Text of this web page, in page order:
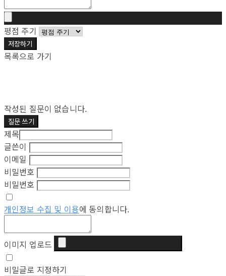
평점 주기
저장하기
목록으로 가기
작성된 질문이 없습니다.
질문 쓰기
제목
글쓴이
이메일
비밀번호
비밀번호
개인정보 수집 및 이용에 동의합니다.
이미지 업로드
비밀글로 지정하기